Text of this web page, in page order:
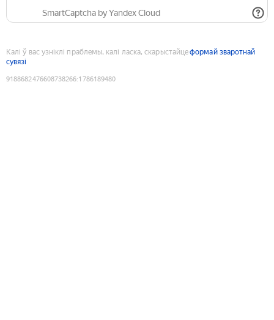
SmartCaptcha by Yandex Cloud
Калі ў вас узніклі праблемы, калі ласка, скарыстайцеформай зваротнай
сувязі
9188682476608738266:1786189480